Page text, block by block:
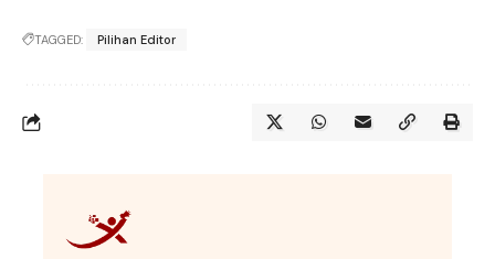
TAGGED: Pilihan Editor